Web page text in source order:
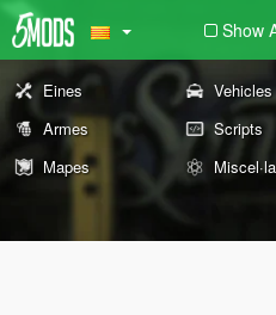
Show
Eines Vehicles
Armes
Scripts
Mapes